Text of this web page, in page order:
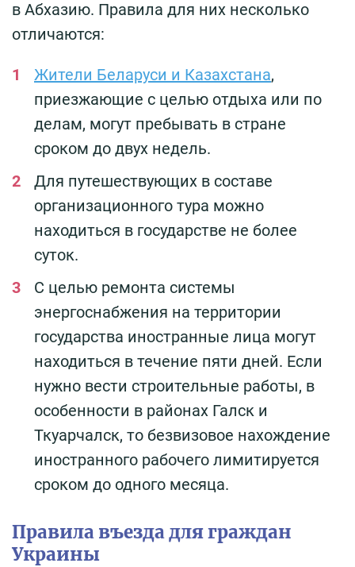
в Абхазию. Правила для них несколько
отличаются:
Жители Беларуси и Казахстана,
приезжающие с целью отдыха или по
делам, могут пребывать в стране
сроком до двух недель.
Для путешествующих в составе
организационного тура можно
находиться в государстве не более
суток.
С целью ремонта системы
энергоснабжения на территории
государства иностранные лица могут
находиться в течение пяти дней. Если
нужно вести строительные работы, в
особенности в районах Галск и
Ткуарчалск, то безвизовое нахождение
иностранного рабочего лимитируется
сроком до одного месяца.
Правила въезда для граждан
Украины